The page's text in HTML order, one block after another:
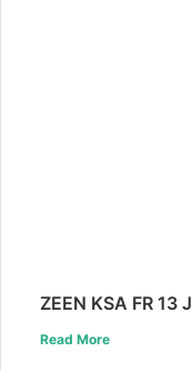
ZEEN KSA FR 13
Read More